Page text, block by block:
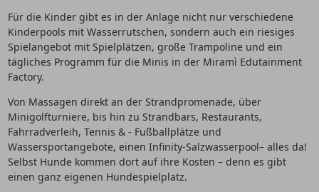
Für die Kinder gibt es in der Anlage nicht nur verschiedene
Kinderpools mit Wasserrutschen, sondern auch ein riesiges
Spielangebot mit Spielplätzen, große Trampoline und ein
tägliches Programm für die Minis in der Miramì Edutainment
Factory.
Von Massagen direkt an der Strandpromenade, über
Minigolfturniere, bis hin zu Strandbars, Restaurants,
Fahrradverleih, Tennis & - Fußballplätze und
Wassersportangebote, einen Infinity-Salzwasserpool– alles da!
Selbst Hunde kommen dort auf ihre Kosten – denn es gibt
einen ganz eigenen Hundespielplatz.